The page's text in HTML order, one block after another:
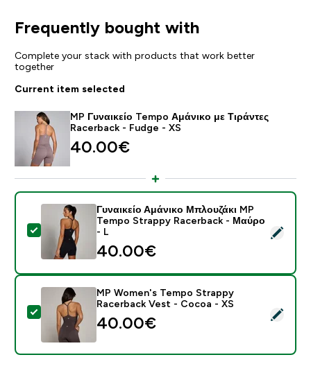
Frequently bought with
Complete your stack with products that work better
together
Current item selected
MP Γυναικείο Tempo Αμάνικο με Τιράντες
Racerback - Fudge - XS
40.00€‎
Select this product - Γυναικείο Αμάνικο Μπλουζάκι
Γυναικείο Αμάνικο Μπλουζάκι MP
Tempo Strappy Racerback - Μαύρο
- L
40.00€‎
Select this product - MP Women's Tempo Strappy
MP Women's Tempo Strappy
Racerback Vest - Cocoa - XS
40.00€‎